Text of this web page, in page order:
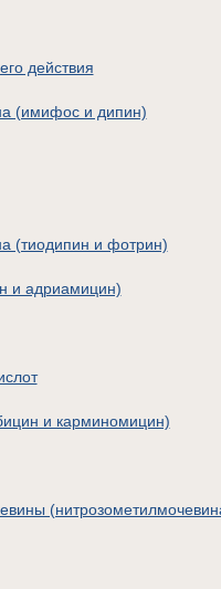
действия
(имифос и дипин)
(тиодипин и фотрин)
и адриамицин)
и карминомицин)